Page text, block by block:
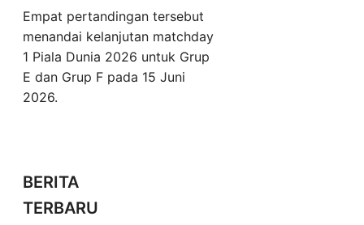
Empat pertandingan tersebut
menandai kelanjutan matchday
1 Piala Dunia 2026 untuk Grup
E dan Grup F pada 15 Juni
2026.
BERITA
TERBARU